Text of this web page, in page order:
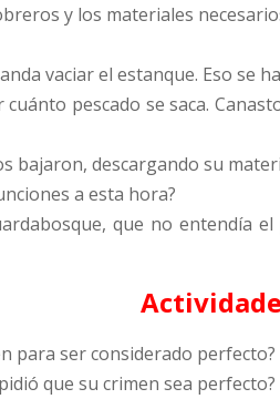
y los materiales
vaciar el estanque. Eso se
pescado se saca.
bajaron, descargando su
a esta hora?
que no entendía
para ser considerado perfecto?
que su crimen sea perfecto?